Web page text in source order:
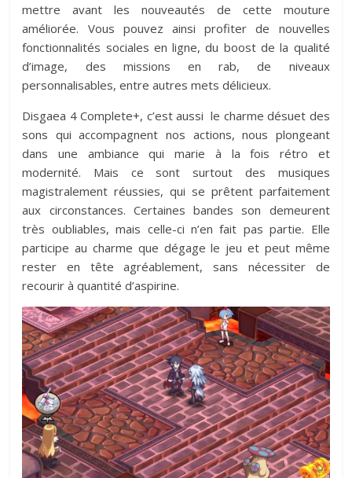
mettre avant les nouveautés de cette mouture
améliorée. Vous pouvez ainsi profiter de nouvelles
fonctionnalités sociales en ligne, du boost de la qualité
d’image, des missions en rab, de niveaux
personnalisables, entre autres mets délicieux.
Disgaea 4 Complete+, c’est aussi le charme désuet des
sons qui accompagnent nos actions, nous plongeant
dans une ambiance qui marie à la fois rétro et
modernité. Mais ce sont surtout des musiques
magistralement réussies, qui se prêtent parfaitement
aux circonstances. Certaines bandes son demeurent
très oubliables, mais celle-ci n’en fait pas partie. Elle
participe au charme que dégage le jeu et peut même
rester en tête agréablement, sans nécessiter de
recourir à quantité d’aspirine.